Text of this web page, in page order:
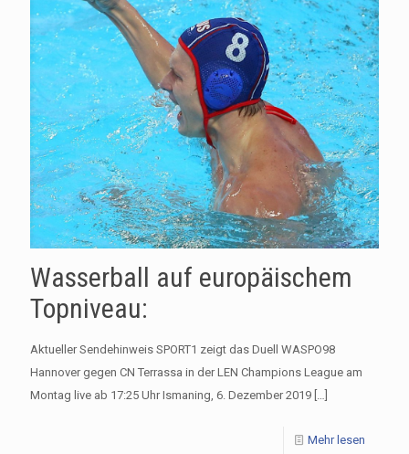
Wasserball auf europäischem
Topniveau:
Aktueller Sendehinweis SPORT1 zeigt das Duell WASPO98
Hannover gegen CN Terrassa in der LEN Champions League am
Montag live ab 17:25 Uhr Ismaning, 6. Dezember 2019 […]
Mehr lesen